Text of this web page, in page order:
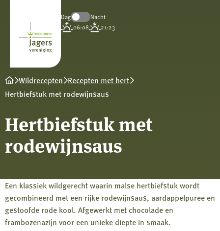
Koninklijke
Nederlandse
Jagersvereniging
Dag
Nacht
06:08
21:23
Wildrecepten Recepten met hert
Hertbiefstuk met rodewijnsaus
Hertbiefstuk met
rodewijnsaus
Een klassiek wildgerecht waarin malse hertbiefstuk wordt
gecombineerd met een rijke rodewijnsaus, aardappelpuree en
gestoofde rode kool. Afgewerkt met chocolade en
frambozenazijn voor een unieke diepte in smaak.